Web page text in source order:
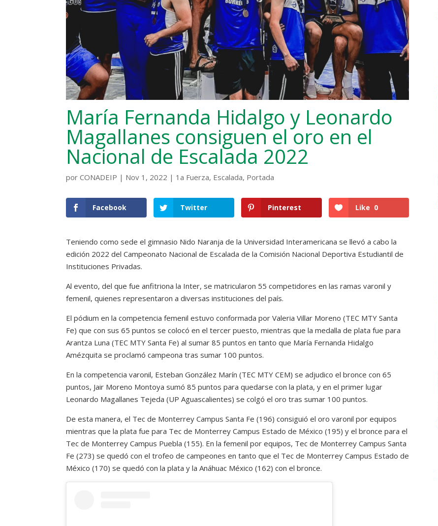
María Fernanda Hidalgo y Leonardo
Magallanes consiguen el oro en el
Nacional de Escalada 2022
porCONADEIP | Nov 1, 2022 | 1a Fuerza, Escalada, Portada
Facebook Twitter Pinterest Like 0
Teniendo como sede el gimnasio Nido Naranja de la Universidad Interamericana se llevó a cabo la
edición 2022 del Campeonato Nacional de Escalada de la Comisión Nacional Deportiva Estudiantil de
Instituciones Privadas.
Al evento, del que fue anfitriona la Inter, se matricularon 55 competidores en las ramas varonil y
femenil, quienes representaron a diversas instituciones del país.
El pódium en la competencia femenil estuvo conformada por Valeria Villar Moreno (TEC MTY Santa
Fe) que con sus 65 puntos se colocó en el tercer puesto, mientras que la medalla de plata fue para
Arantza Luna (TEC MTY Santa Fe) al sumar 85 puntos en tanto que María Fernanda Hidalgo
Amézquita se proclamó campeona tras sumar 100 puntos.
En la competencia varonil, Esteban González Marín (TEC MTY CEM) se adjudico el bronce con 65
puntos, Jair Moreno Montoya sumó 85 puntos para quedarse con la plata, y en el primer lugar
Leonardo Magallanes Tejeda (UP Aguascalientes) se colgó el oro tras sumar 100 puntos.
De esta manera, el Tec de Monterrey Campus Santa Fe (196) consiguió el oro varonil por equipos
mientras que la plata fue para Tec de Monterrey Campus Estado de México (195) y el bronce para el
Tec de Monterrey Campus Puebla (155). En la femenil por equipos, Tec de Monterrey Campus Santa
Fe (273) se quedó con el trofeo de campeones en tanto que el Tec de Monterrey Campus Estado de
México (170) se quedó con la plata y la Anáhuac México (162) con el bronce.